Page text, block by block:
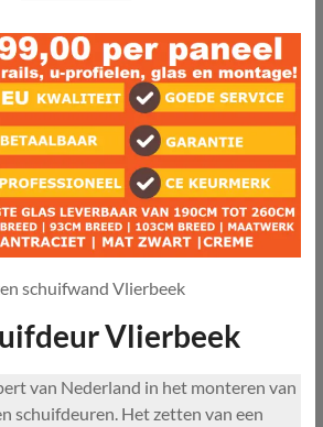
schuifwand Vlierbeek
Vlierbeek
van Nederland in het monteren van
schuifdeuren. Het zetten van een